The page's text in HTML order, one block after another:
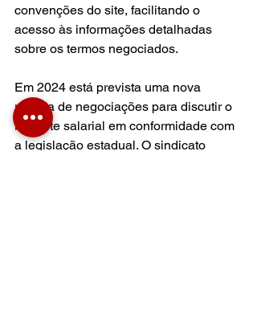
convenções do site, facilitando o
acesso às informações detalhadas
sobre os termos negociados.
Em 2024 está prevista uma nova
rodada de negociações para discutir o
reajuste salarial em conformidade com
a legislação estadual. O sindicato